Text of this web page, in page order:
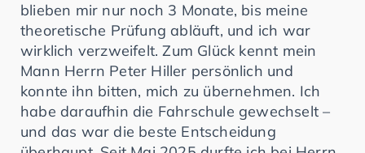
blieben mir nur noch 3 Monate, bis meine
theoretische Prüfung abläuft, und ich war
wirklich verzweifelt. Zum Glück kennt mein
Mann Herrn Peter Hiller persönlich und
konnte ihn bitten, mich zu übernehmen. Ich
habe daraufhin die Fahrschule gewechselt –
und das war die beste Entscheidung